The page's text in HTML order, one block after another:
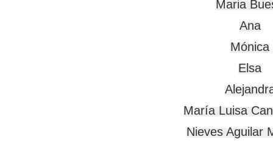
Maria
Ana
Mónica
Elsa
María Luisa
Nieves Aguilar